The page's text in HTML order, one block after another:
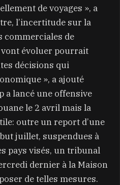
de voyages », a
l’incertitude sur la
commerciales de
évoluer pourrait
décisions qui
», a ajouté
a lancé une offensive
le 2 avril mais la
outre un report d’une
juillet, suspendues à
pays visés, un tribunal
dernier à la Maison
de telles mesures.